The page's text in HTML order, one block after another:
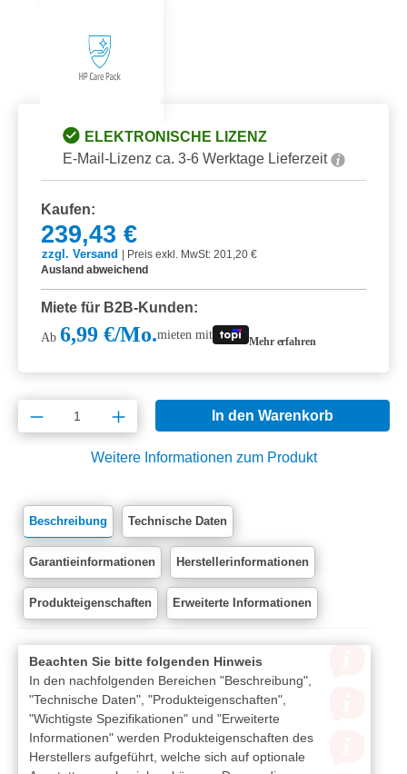
ELEKTRONISCHE LIZENZ
E-Mail-Lizenz ca. 3-6 Werktage Lieferzeit
Kaufen:
239,43 €
zzgl. Versand
Preis exkl. MwSt: 201,20 €
Ausland abweichend
Miete für B2B-Kunden:
Ab 6,99 €/Mo.mieten mit Mehr erfahren
Produkt Anzahl: Gib den gewünschten
In den Warenkorb
Weitere Informationen zum Produkt
Beschreibung Technische Daten
Garantieinformationen Herstellerinformationen
Produkteigenschaften Erweiterte Informationen
Beachten Sie bitte folgenden Hinweis
In den nachfolgenden Bereichen "Beschreibung",
"Technische Daten", "Produkteigenschaften",
"Wichtigste Spezifikationen" und "Erweiterte
Informationen" werden Produkteigenschaften des
Herstellers aufgeführt, welche sich auf optionale